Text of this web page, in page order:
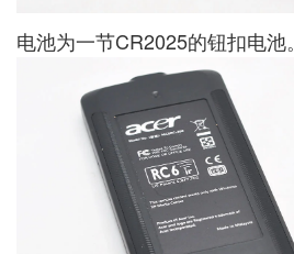
电池为一节CR2025的钮扣电池。